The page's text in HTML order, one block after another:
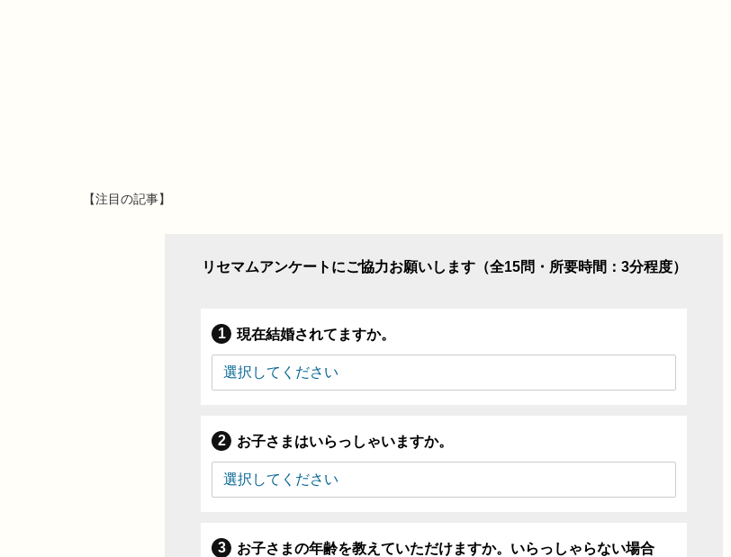
【注目の記事】
リセマムアンケートにご協力お願いします（全15問・所要時間：3分程度）
現在結婚されてますか。
お子さまはいらっしゃいますか。
お子さまの年齢を教えていただけますか。いらっしゃらない場合